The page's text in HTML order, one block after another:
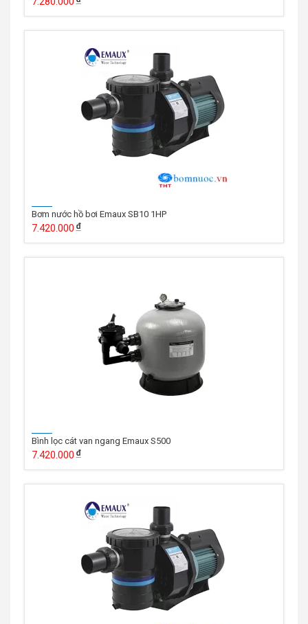
Bơm nước hồ bơi Emaux SB10 1HP
7.420.000
Bình lọc cát van ngang Emaux S500
7.420.000